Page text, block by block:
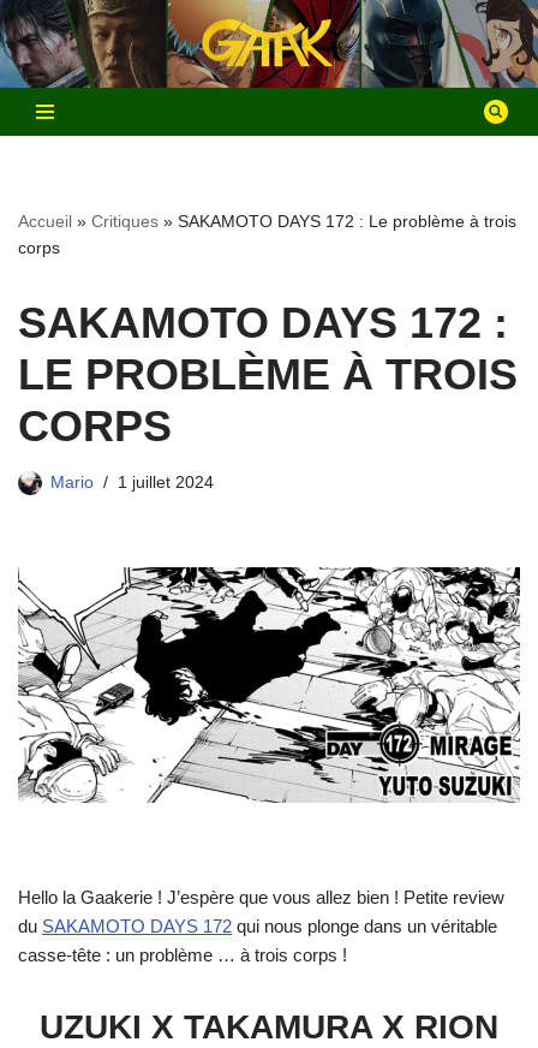
Aller
au
contenu
Accueil » Critiques » SAKAMOTO DAYS 172 : Le problème à trois
corps
SAKAMOTO DAYS 172 :
LE PROBLÈME À TROIS
CORPS
Mario 1 juillet 2024
Hello la Gaakerie ! J’espère que vous allez bien ! Petite review
du SAKAMOTO DAYS 172 qui nous plonge dans un véritable
casse-tête : un problème … à trois corps !
UZUKI X TAKAMURA X RION